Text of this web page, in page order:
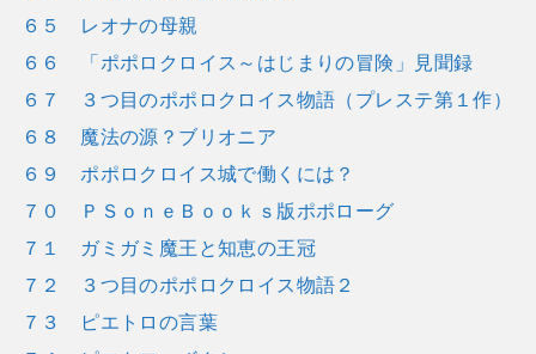
６５ レオナの母親
６６ 「ポポロクロイス～はじまりの冒険」見聞録
６７ ３つ目のポポロクロイス物語（プレステ第１作）
６８ 魔法の源？ブリオニア
６９ ポポロクロイス城で働くには？
７０ ＰＳｏｎｅＢｏｏｋｓ版ポポローグ
７１ ガミガミ魔王と知恵の王冠
７２ ３つ目のポポロクロイス物語２
７３ ピエトロの言葉